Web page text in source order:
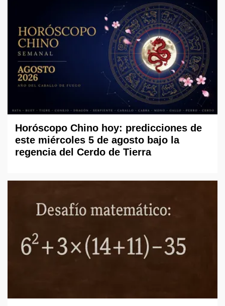
Horóscopo Chino hoy: predicciones de
este miércoles 5 de agosto bajo la
regencia del Cerdo de Tierra